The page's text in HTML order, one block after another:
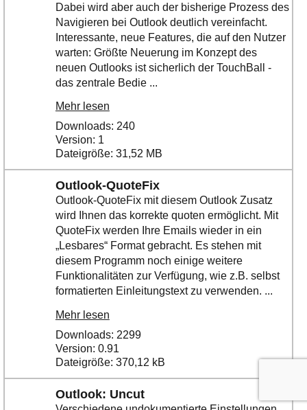
Dabei wird aber auch der bisherige Prozess des
Navigieren bei Outlook deutlich vereinfacht.
Interessante, neue Features, die auf den Nutzer
warten: Größte Neuerung im Konzept des
neuen Outlooks ist sicherlich der TouchBall -
das zentrale Bedie ...
Mehr lesen
Downloads: 240
Version: 1
Dateigröße: 31,52 MB
Outlook-QuoteFix
Outlook-QuoteFix mit diesem Outlook Zusatz
wird Ihnen das korrekte quoten ermöglicht. Mit
QuoteFix werden Ihre Emails wieder in ein
„Lesbares“ Format gebracht. Es stehen mit
diesem Programm noch einige weitere
Funktionalitäten zur Verfügung, wie z.B. selbst
formatierten Einleitungstext zu verwenden. ...
Mehr lesen
Downloads: 2299
Version: 0.91
Dateigröße: 370,12 kB
Outlook: Uncut